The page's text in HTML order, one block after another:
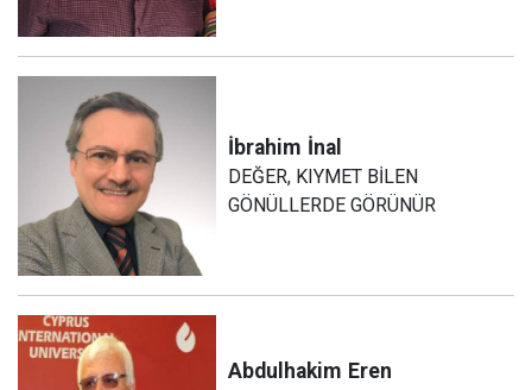
İbrahim İnal
DEĞER, KIYMET BİLEN
GÖNÜLLERDE GÖRÜNÜR
Abdulhakim Eren